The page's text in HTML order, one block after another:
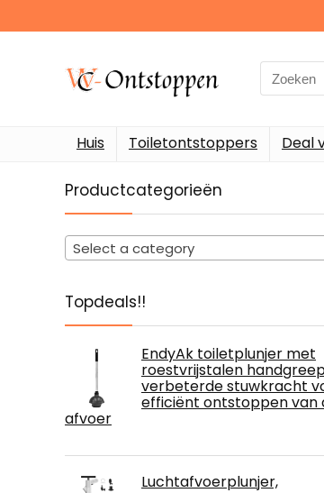
Search
for:
Huis Toiletontstoppers Deal
Productcategorieën
Select a category
Topdeals!!
EndyAk toiletplunjer met
roestvrijstalen
verbeterde stuwkracht
efficiënt ontstoppen van
afvoer
Luchtafvoerplunjer,